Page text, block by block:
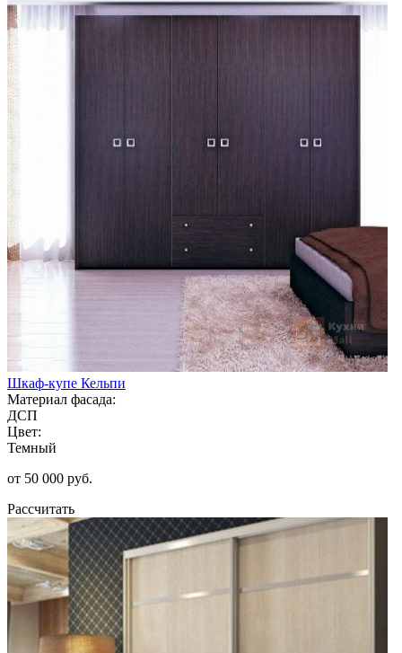
Шкаф-купе Кельпи
Материал фасада:
ДСП
Цвет:
Темный
от 50 000 руб.
Рассчитать